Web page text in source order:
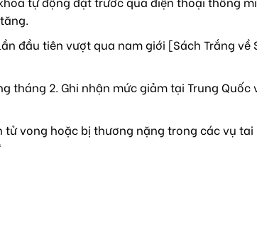
đầu tiên vượt qua nam giới [Sách Trắng về
tháng 2. Ghi nhận mức giảm tại Trung Quốc
tử vong hoặc bị thương nặng trong các vụ tai